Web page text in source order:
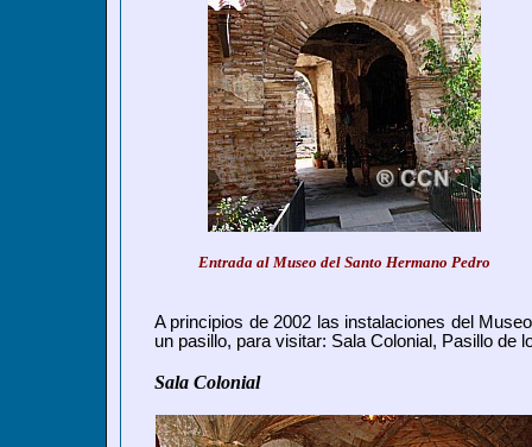
Entrada al Museo del Santo Hermano Pedro
A principios de 2002 las instalaciones del
un pasillo, para visitar: Sala Colonial, Pasillo de
Sala Colonial